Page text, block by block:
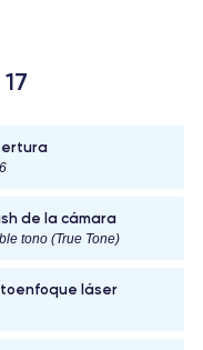
de la cámara
tono (True Tone)
láser